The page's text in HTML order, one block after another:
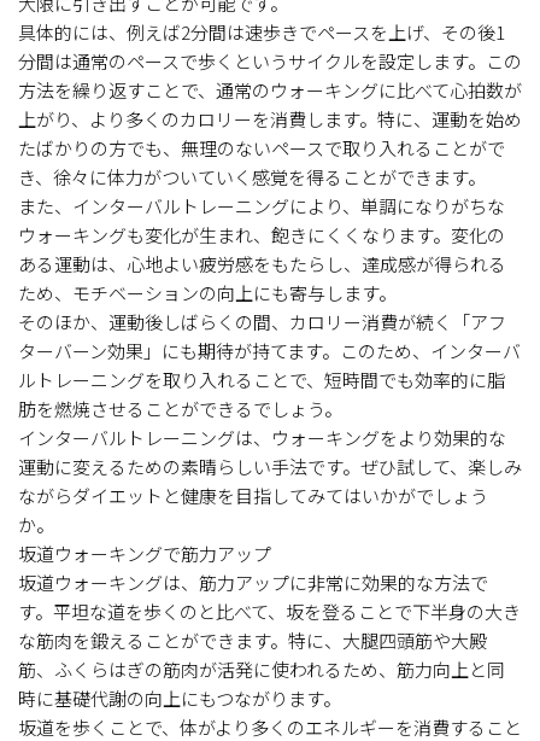
具体的には、例えば2分間は速歩きでペースを上げ、その後1
分間は通常のペースで歩くというサイクルを設定します。この
方法を繰り返すことで、通常のウォーキングに比べて心拍数が
上がり、より多くのカロリーを消費します。特に、運動を始め
たばかりの方でも、無理のないペースで取り入れることがで
き、徐々に体力がついていく感覚を得ることができます。
また、インターバルトレーニングにより、単調になりがちな
ウォーキングも変化が生まれ、飽きにくくなります。変化の
ある運動は、心地よい疲労感をもたらし、達成感が得られる
ため、モチベーションの向上にも寄与します。
そのほか、運動後しばらくの間、カロリー消費が続く「アフ
ターバーン効果」にも期待が持てます。このため、インターバ
ルトレーニングを取り入れることで、短時間でも効率的に脂
肪を燃焼させることができるでしょう。
インターバルトレーニングは、ウォーキングをより効果的な
運動に変えるための素晴らしい手法です。ぜひ試して、楽しみ
ながらダイエットと健康を目指してみてはいかがでしょう
か。
坂道ウォーキングで筋力アップ
坂道ウォーキングは、筋力アップに非常に効果的な方法で
す。平坦な道を歩くのと比べて、坂を登ることで下半身の大き
な筋肉を鍛えることができます。特に、大腿四頭筋や大殿
筋、ふくらはぎの筋肉が活発に使われるため、筋力向上と同
時に基礎代謝の向上にもつながります。
坂道を歩くことで、体がより多くのエネルギーを消費すること